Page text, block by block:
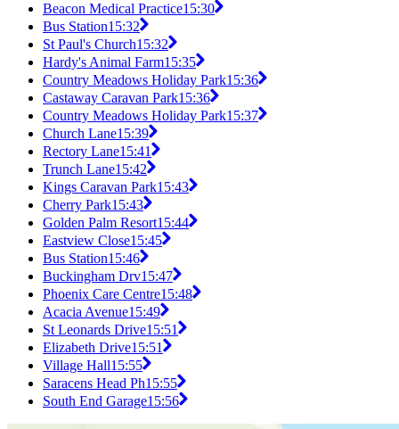
Beacon Medical Practice15:30
Bus Station15:32
St Paul's Church15:32
Hardy's Animal Farm15:35
Country Meadows Holiday Park15:36
Castaway Caravan Park15:36
Country Meadows Holiday Park15:37
Church Lane15:39
Rectory Lane15:41
Trunch Lane15:42
Kings Caravan Park15:43
Cherry Park15:43
Golden Palm Resort15:44
Eastview Close15:45
Bus Station15:46
Buckingham Drv15:47
Phoenix Care Centre15:48
Acacia Avenue15:49
St Leonards Drive15:51
Elizabeth Drive15:51
Village Hall15:55
Saracens Head Ph15:55
South End Garage15:56